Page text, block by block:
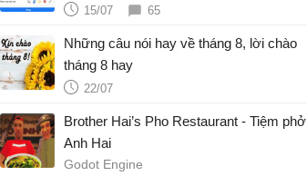
15/07 65
Những câu nói hay về tháng 8, lời chào
tháng 8 hay
22/07
Brother Hai’s Pho Restaurant - Tiệm phở
Anh Hai
Godot Engine